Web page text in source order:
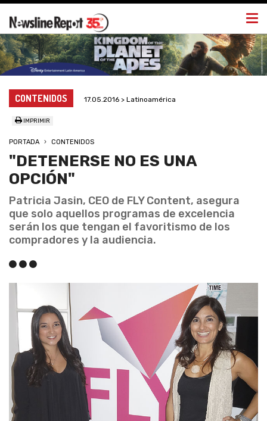
CONTENIDOS 17.05.2016 > Latinoamérica
IMPRIMIR
PORTADA CONTENIDOS
"DETENERSE NO ES UNA
OPCIÓN"
Patricia Jasin, CEO de FLY Content, asegura
que solo aquellos programas de excelencia
serán los que tengan el favoritismo de los
compradores y la audiencia.